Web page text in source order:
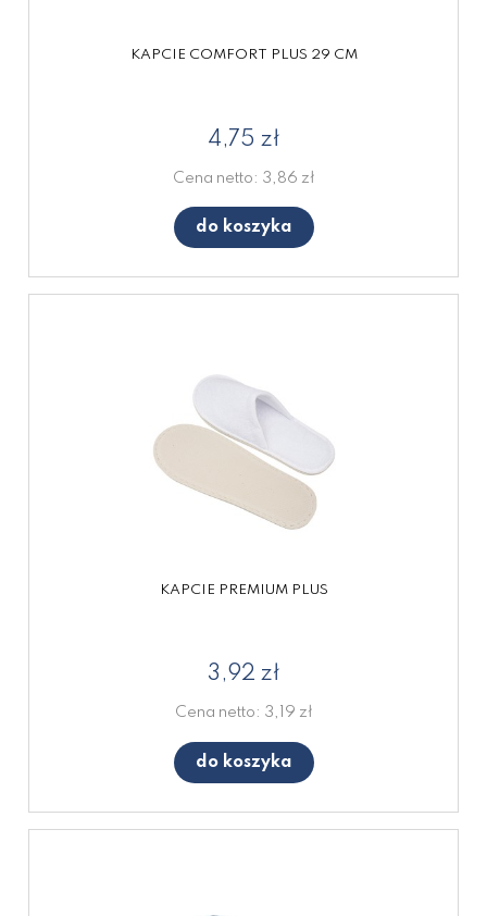
KAPCIE COMFORT PLUS 29 CM
4,75 zł
Cena netto: 3,86 zł
do koszyka
KAPCIE PREMIUM PLUS
3,92 zł
Cena netto: 3,19 zł
do koszyka